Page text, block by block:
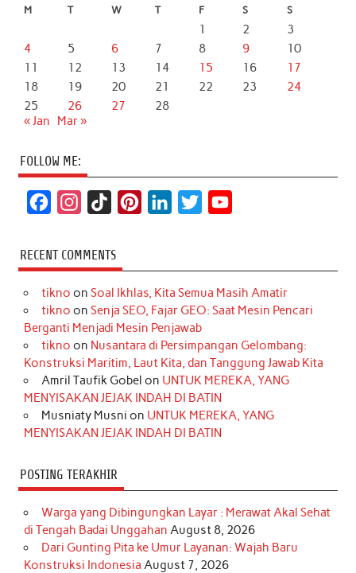
M T W T F S S
1 2
3
4
5 6 7 8 9
10
11
12 13 14 15 16
17
18
19 20 21 22 23
24
25
26 27
28
« Jan
Mar »
FOLLOW ME:
c
e
b
o
k
s
t
a
r
a
m
k
T
o
k
t
e
r
e
s
t
k
e
d
I
n
t
t
r
T
u
e
RECENT COMMENTS
tikno on Soal Ikhlas, Kita Semua Masih Amatir
tikno on Senja SEO, Fajar GEO: Saat Mesin Pencari
Berganti Menjadi Mesin Penjawab
tikno on Nusantara di Persimpangan Gelombang:
Konstruksi Maritim, Laut Kita, dan Tanggung Jawab Kita
Amril Taufik Gobel on UNTUK MEREKA, YANG
MENYISAKAN JEJAK INDAH DI BATIN
Musniaty Musni on UNTUK MEREKA, YANG
MENYISAKAN JEJAK INDAH DI BATIN
POSTING TERAKHIR
Warga yang Dibingungkan Layar : Merawat Akal Sehat
di Tengah Badai Unggahan August 8, 2026
Dari Gunting Pita ke Umur Layanan: Wajah Baru
Konstruksi Indonesia August 7, 2026